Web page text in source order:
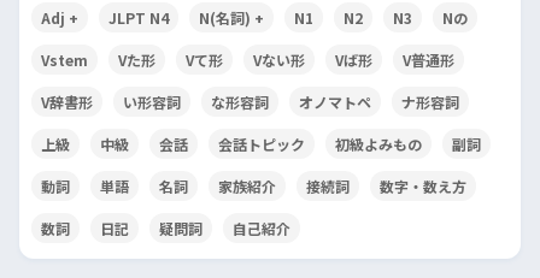
Adj + JLPT N4 N(名詞) + N1 N2 N3 Nの
Vstem Vた形 Vて形 Vない形 Vば形 V普通形
V辞書形 い形容詞 な形容詞 オノマトペ ナ形容詞
上級 中級 会話 会話トピック 初級よみもの 副詞
動詞 単語 名詞 家族紹介 接続詞 数字・数え方
数詞 日記 疑問詞 自己紹介